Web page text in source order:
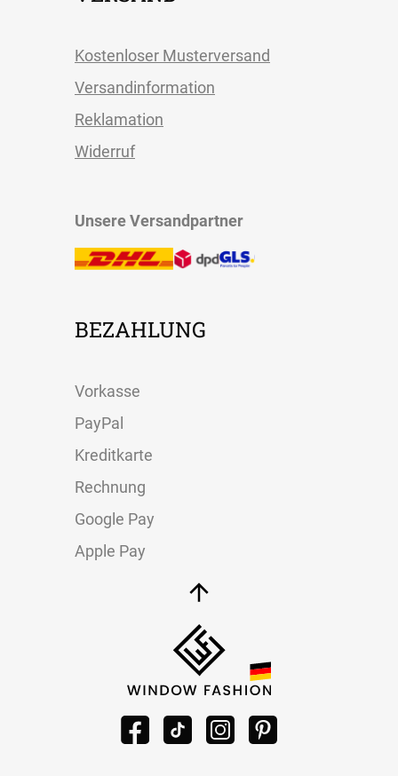
Kostenloser Musterversand
Versandinformation
Reklamation
Widerruf
Unsere Versandpartner
BEZAHLUNG
Vorkasse
PayPal
Kreditkarte
Rechnung
Google Pay
Apple Pay